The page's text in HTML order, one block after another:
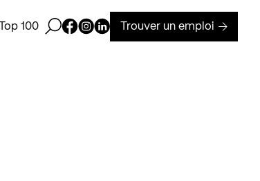
Top 100 Ouvrir la barre de recherche
Page Facebook de Kollectif
Page Instagram de Kollectif
Page Linkedin de Kollectif
Trouver un emploi